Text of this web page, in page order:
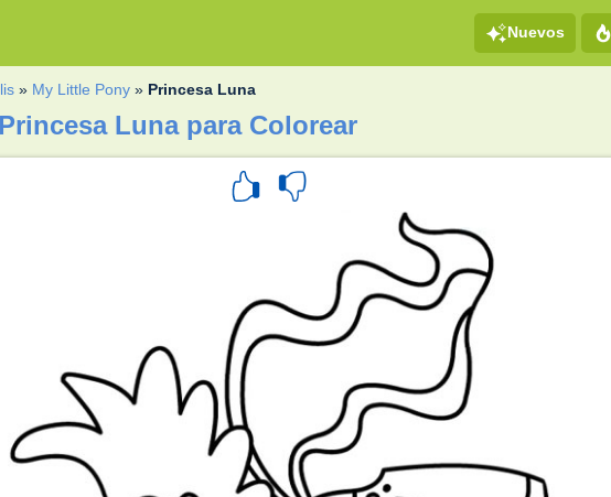
Nuevos
» My Little Pony » Princesa Luna
Luna para Colorear